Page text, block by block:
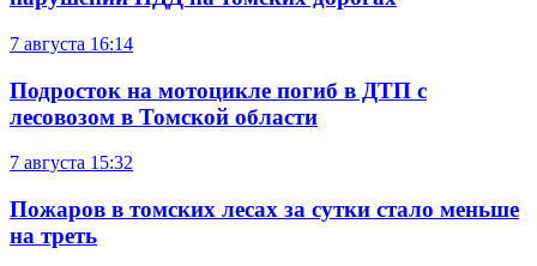
7 августа 16:14
Подросток на мотоцикле погиб в ДТП с
лесовозом в Томской области
7 августа 15:32
Пожаров в томских лесах за сутки стало меньше
на треть